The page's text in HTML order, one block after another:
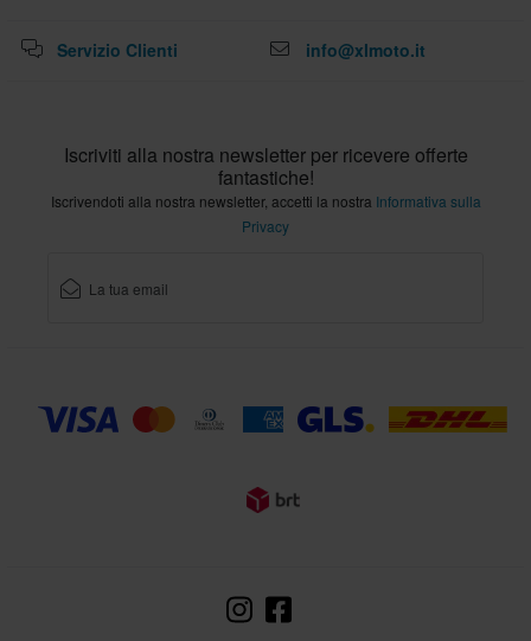
Servizio Clienti info@xlmoto.it
Iscriviti alla nostra newsletter per ricevere offerte
fantastiche!
Iscrivendoti alla nostra newsletter, accetti la nostra Informativa sulla
Privacy